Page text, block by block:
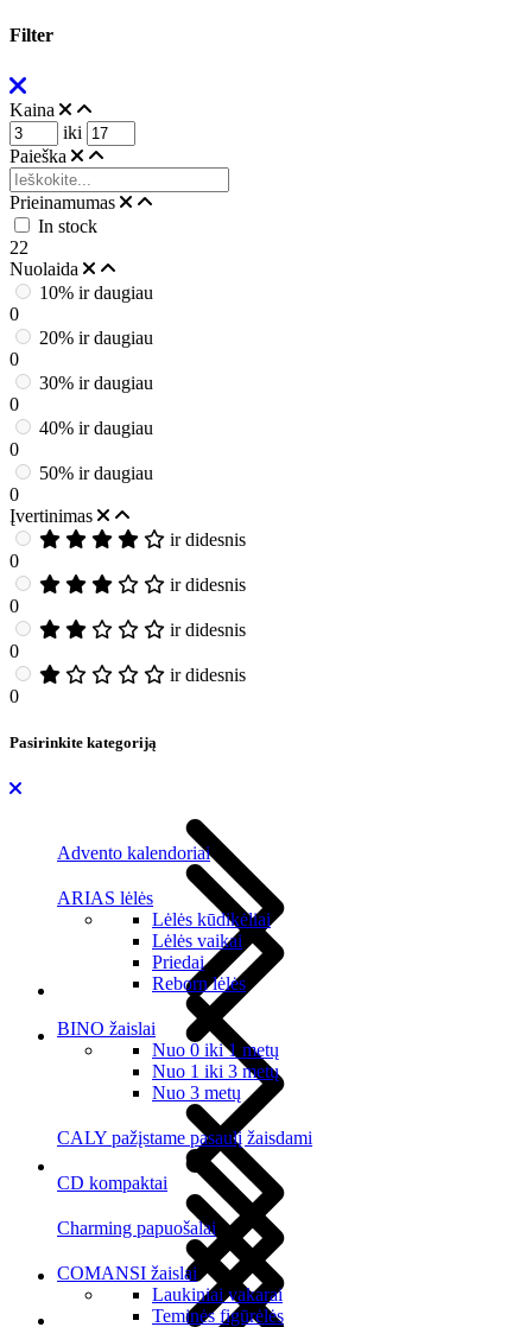
Filter
Kaina
iki
Paieška
Prieinamumas
In stock
22
Nuolaida
10% ir daugiau
0
20% ir daugiau
0
30% ir daugiau
0
40% ir daugiau
0
50% ir daugiau
0
Įvertinimas
ir didesnis
0
ir didesnis
0
ir didesnis
0
ir didesnis
0
Pasirinkite kategoriją
Advento kalendoriai
ARIAS lėlės
Lėlės kūdikėliai
Lėlės vaikai
Priedai
Reborn lėlės
BINO žaislai
Nuo 0 iki 1 metų
Nuo 1 iki 3 metų
Nuo 3 metų
CALY pažįstame pasaulį žaisdami
CD kompaktai
Charming papuošalai
COMANSI žaislai
Laukiniai vakarai
Teminės figūrėlės